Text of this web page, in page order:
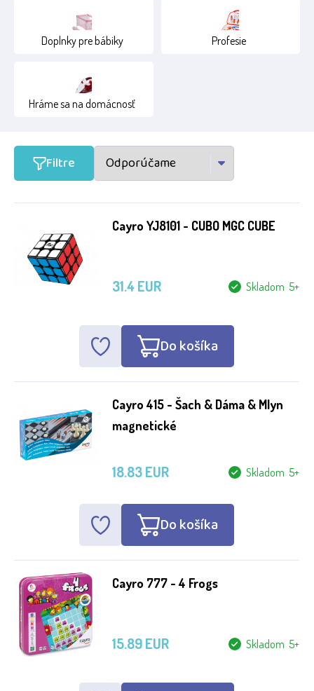
3+
7+
8+
Doplnky pre bábiky Profesie
Hráme sa na domácnosť
Filtre
Cayro YJ8101 - CUBO MGC CUBE
Skladom 5+
31.4 EUR
Do košíka
Cayro 415 - Šach & Dáma & Mlyn
magnetické
Skladom 5+
18.83 EUR
Do košíka
Cayro 777 - 4 Frogs
Skladom 5+
15.89 EUR